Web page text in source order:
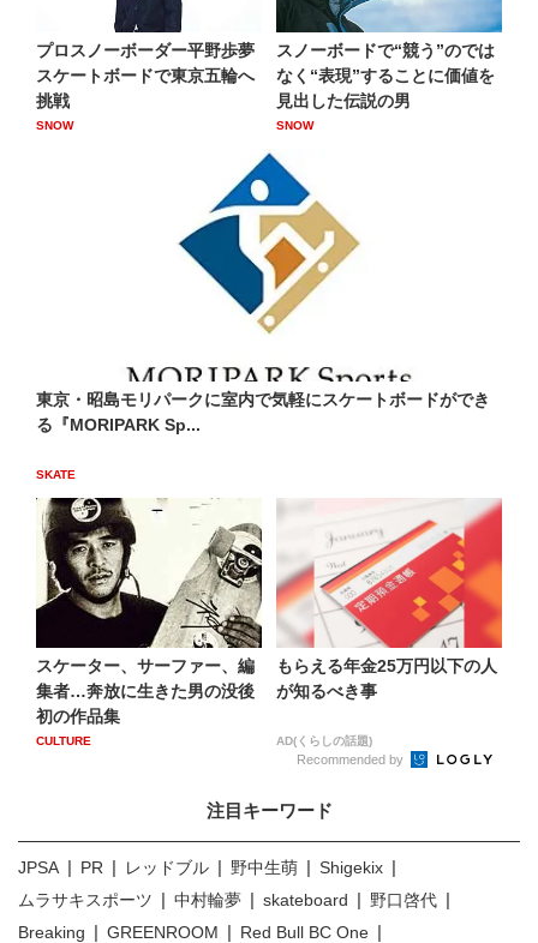
プロスノーボーダー平野歩夢
スケートボードで東京五輪へ
挑戦
SNOW
スノーボードで“競う”のでは
なく“表現”することに価値を
見出した伝説の男
SNOW
東京・昭島モリパークに室内で気軽にスケートボードができ
る『MORIPARK Sp...
SKATE
スケーター、サーファー、編
集者…奔放に生きた男の没後
初の作品集
CULTURE
もらえる年金25万円以下の人
が知るべき事
AD(くらしの話題)
Recommended by
注目キーワード
JPSA PR レッドブル 野中生萌
Shigekix
ムラサキスポーツ
中村輪夢 skateboard
野口啓代
Breaking
GREENROOM
Red Bull BC One